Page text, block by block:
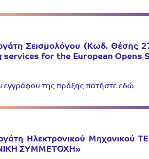
Σεισμολόγου (Κωδ. Θέσης
for the European Opens
εγγράφου της πράξης πατήστε εδώ
Ηλεκτρονικού Μηχανικού
ΣΥΜΜΕΤΟΧΗ»